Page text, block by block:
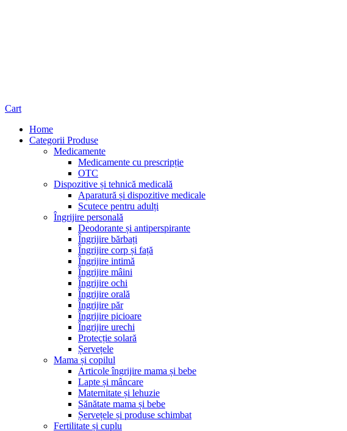
Cart
Home
Categorii Produse
Medicamente
Medicamente cu prescripție
OTC
Dispozitive și tehnică medicală
Aparatură și dispozitive medicale
Scutece pentru adulți
Îngrijire personală
Deodorante și antiperspirante
Îngrijire bărbați
Îngrijire corp și față
Îngrijire intimă
Îngrijire mâini
Îngrijire ochi
Îngrijire orală
Îngrijire păr
Îngrijire picioare
Îngrijire urechi
Protecție solară
Șervețele
Mama și copilul
Articole îngrijire mama și bebe
Lapte și mâncare
Maternitate și lehuzie
Sănătate mama și bebe
Șervețele și produse schimbat
Fertilitate și cuplu